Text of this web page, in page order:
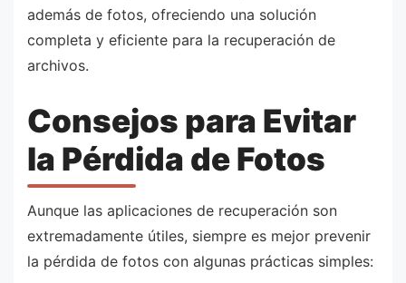
además de fotos, ofreciendo una solución
completa y eficiente para la recuperación de
archivos.
Consejos para Evitar
la Pérdida de Fotos
Aunque las aplicaciones de recuperación son
extremadamente útiles, siempre es mejor prevenir
la pérdida de fotos con algunas prácticas simples: